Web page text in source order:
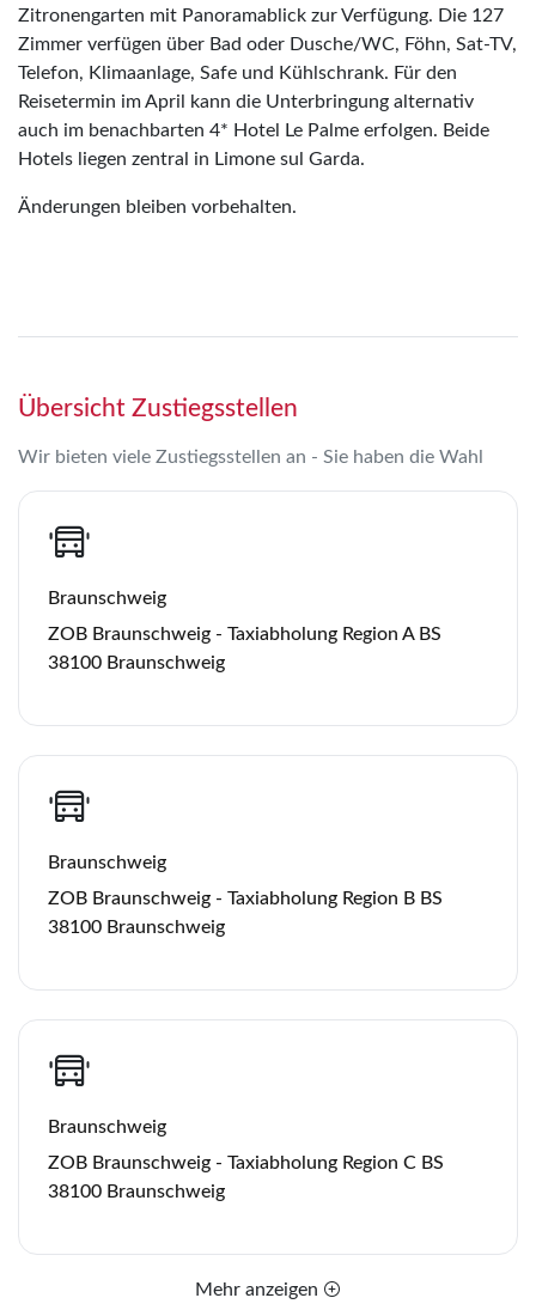
Zitronengarten mit Panoramablick zur Verfügung. Die 127
Zimmer verfügen über Bad oder Dusche/WC, Föhn, Sat-TV,
Telefon, Klimaanlage, Safe und Kühlschrank. Für den
Reisetermin im April kann die Unterbringung alternativ
auch im benachbarten 4* Hotel Le Palme erfolgen. Beide
Hotels liegen zentral in Limone sul Garda.
Änderungen bleiben vorbehalten.
Übersicht Zustiegsstellen
Wir bieten viele Zustiegsstellen an - Sie haben die Wahl
Braunschweig
ZOB Braunschweig - Taxiabholung Region A BS
38100 Braunschweig
Braunschweig
ZOB Braunschweig - Taxiabholung Region B BS
38100 Braunschweig
Braunschweig
ZOB Braunschweig - Taxiabholung Region C BS
38100 Braunschweig
Mehr anzeigen